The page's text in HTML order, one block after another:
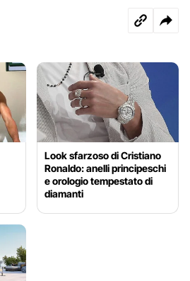
Look sfarzoso di Cristiano
Ronaldo: anelli principeschi
e orologio tempestato di
diamanti